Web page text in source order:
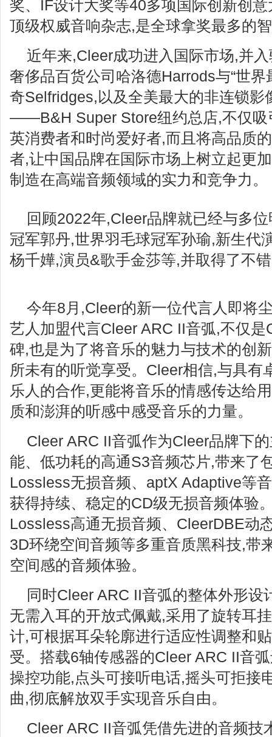
奖、IF设计大奖等40多项国际创新创
顶级权威音响杂志,是全球拿奖最多的
近年来,Cleer成功进入国际市场,并
奢侈品百货公司哈洛德Harrods与“世界
奇Selfridges,以及全美最大的非连锁影
——B&H Super Store纽约总店,不仅吸
英消费者和时尚爱好者,而且将高品质
者,让中国品牌在国际市场上树立起更
制造在高端音频领域的实力和竞争力。
回顾2022年,Cleer品牌就已经与多
冠军郭丹,世界羽毛球冠军孙瑜,新生代
杨千嬅,演员&歌手金莎等,并取得了不
今年8月,Cleer的新一位代言人即将
艺人加盟代言Cleer ARC II音弧,不仅
碑,也是为了将音乐的魅力与技术的创
所未有的听觉享受。Cleer相信,与具有
乐人的合作,更能将音乐的情感传达给
质和澎湃的听感中感受音乐的力量。
Cleer ARC II音弧作为Cleer品牌下
能、低功耗的高通S3音频芯片,带来了
Lossless无损音频、aptX Adaptive等
获得持续、稳定的CD级无损音频体验
Lossless高通无损音频、CleerDBE动
3D环绕空间音频等多重音质黑科技,带
空间感的音频体验。
同时Cleer ARC II音弧的整体外形设
无需入耳的开放式佩戴,采用了旋转耳
计,可根据耳朵轮廓进行适应性调整和
受。搭载6轴传感器的Cleer ARC II音
操控功能,点头可接听电话,摇头可拒接
曲,彻底解放双手实现音乐自由。
Cleer ARC II音弧凭借先进的音频技